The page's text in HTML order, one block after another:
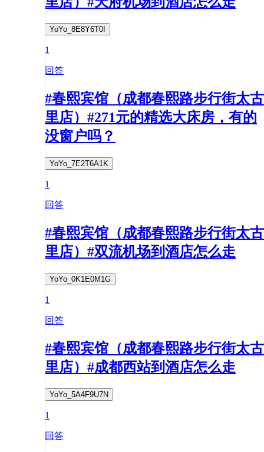
YoYo_8E8Y6T0I
1
回答
#春熙宾馆（成都春熙路步行街太古
里店）#271元的精选大床房，有的
没窗户吗？
YoYo_7E2T6A1K
1
回答
#春熙宾馆（成都春熙路步行街太古
里店）#双流机场到酒店怎么走
YoYo_0K1E0M1G
1
回答
#春熙宾馆（成都春熙路步行街太古
里店）#成都西站到酒店怎么走
YoYo_5A4F9U7N
1
回答